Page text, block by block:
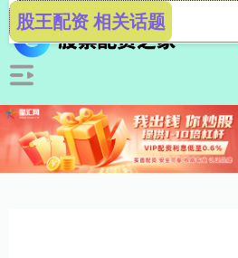
股王配资 相关话题